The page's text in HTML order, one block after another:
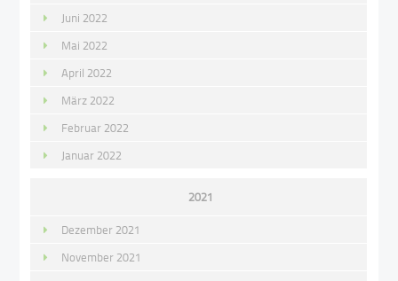
Juni 2022
Mai 2022
April 2022
März 2022
Februar 2022
Januar 2022
2021
Dezember 2021
November 2021